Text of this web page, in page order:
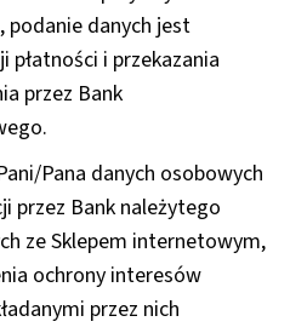
podanie danych jest
płatności i przekazania
przez Bank
Pana danych osobowych
przez Bank należytego
ze Sklepem internetowym,
ochrony interesów
przez nich